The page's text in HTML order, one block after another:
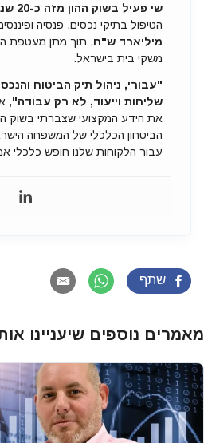
שי פעיל בשוק ההון מזה כ-20 שנה,
הטיפול בתיקי נכסים, פנסיה
מיליארד ש"ח, תוך מתן מעטפת
משקי בית בישראל.
"עבורי, ניהול תיק הביטוח
שליחות וייעוד, לא רק עבודה",
את הידע המקצועי שצברתי בשוק
הביטחון הכלכלי של המשפחה
עבור הלקוחות שלנו חופש כלכלי
שתף
מאמרים נוספים שיעניינו